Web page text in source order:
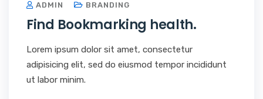
ADMIN BRANDING
Find Bookmarking health.
Lorem ipsum dolor sit amet, consectetur
adipisicing elit, sed do eiusmod tempor incididunt
ut labor minim.